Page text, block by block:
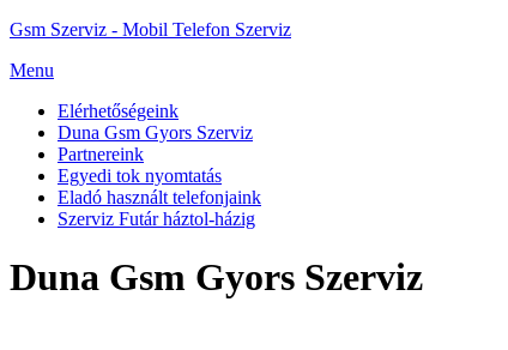
Gsm Szerviz - Mobil Telefon Szerviz
Menu
Elérhetőségeink
Duna Gsm Gyors Szerviz
Partnereink
Egyedi tok nyomtatás
Eladó használt telefonjaink
Szerviz Futár háztol-házig
Duna Gsm Gyors Szerviz